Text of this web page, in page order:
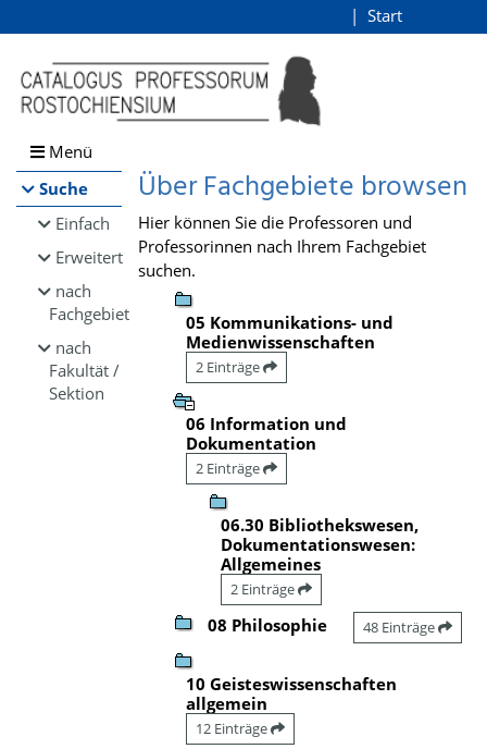
Browsen
direkt zum Inhalt
Start
Menü
Suche
Einfach
Erweitert
nach
Fachgebiet
nach
Fakultät /
Sektion
Über Fachgebiete browsen
Hier können Sie die Professoren und
Professorinnen nach Ihrem Fachgebiet
suchen.
05 Kommunikations- und
Medienwissenschaften
2 Einträge
06 Information und
Dokumentation
2 Einträge
06.30 Bibliothekswesen,
Dokumentationswesen:
Allgemeines
2 Einträge
08 Philosophie 48 Einträge
10 Geisteswissenschaften
allgemein
12 Einträge